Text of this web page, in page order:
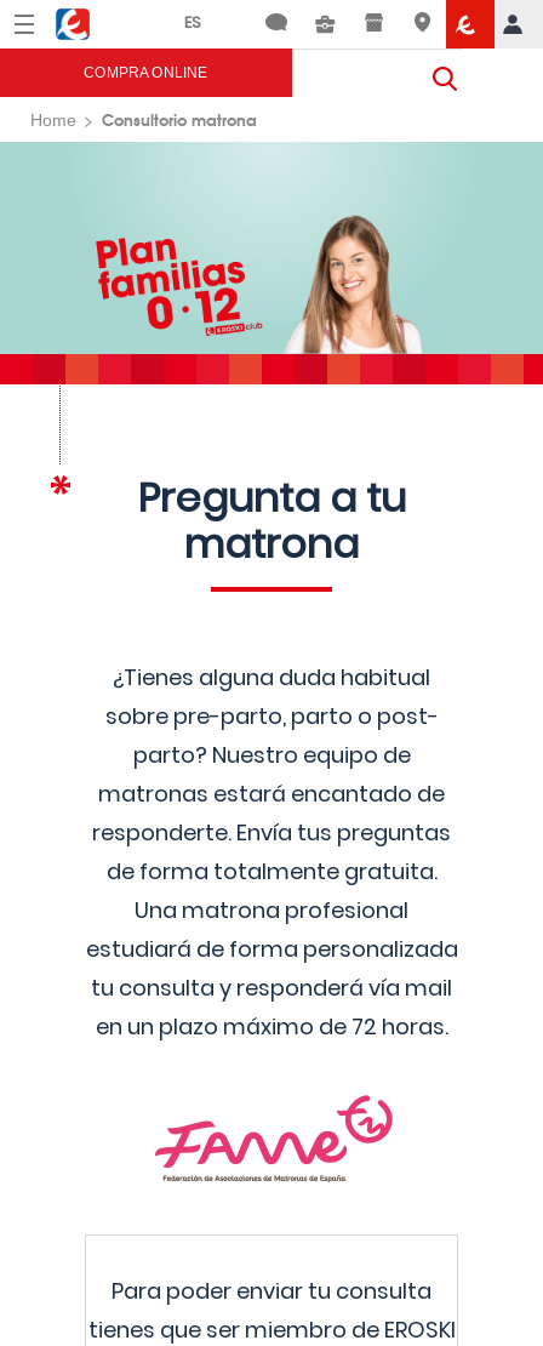
Menú Eroski
COMPRA ONLINE
Home Consultorio matrona
Pregunta a tu
matrona
¿Tienes alguna duda habitual
sobre pre-parto, parto o post-
parto? Nuestro equipo de
matronas estará encantado de
responderte. Envía tus preguntas
de forma totalmente gratuita.
Una matrona profesional
estudiará de forma personalizada
tu consulta y responderá vía mail
en un plazo máximo de 72 horas.
Para poder enviar tu consulta
tienes que ser miembro de EROSKI